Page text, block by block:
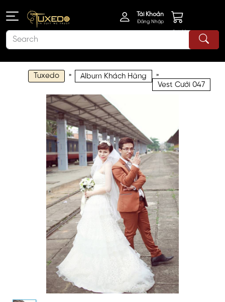
Tài Khoản
Đăng Nhập
Giỏ Hàng
Tuxedo » Album Khách Hàng »
Vest Cưới 047